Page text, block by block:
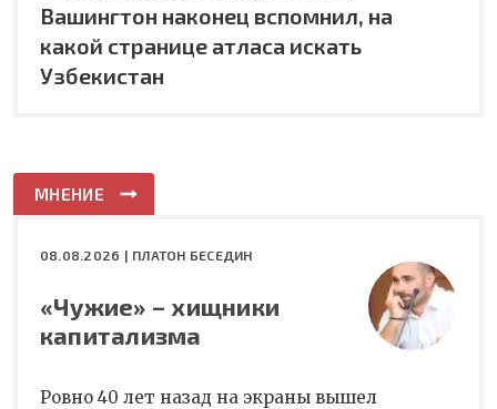
Вашингтон наконец вспомнил, на
какой странице атласа искать
Узбекистан
МНЕНИЕ
08.08.2026 | ПЛАТОН БЕСЕДИН
«Чужие» – хищники
капитализма
Ровно 40 лет назад на экраны вышел